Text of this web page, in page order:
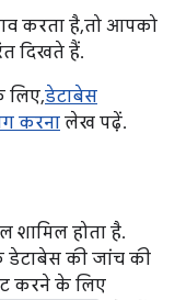
करता है, तो आपको
दिखते हैं.
लिए,डेटाबेस
करना लेख पढ़ें.
शामिल होता है.
की जांच की
करने के लिए